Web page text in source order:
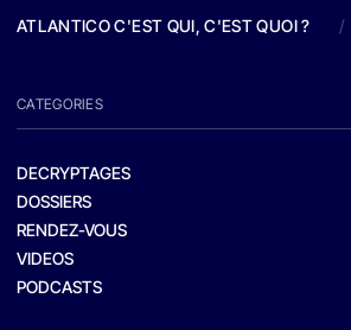
ATLANTICO C'EST QUI, C'EST QUOI ? /
CATEGORIES
DECRYPTAGES
DOSSIERS
RENDEZ-VOUS
VIDEOS
PODCASTS